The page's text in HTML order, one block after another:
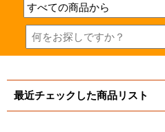
最近チェックした商品リスト